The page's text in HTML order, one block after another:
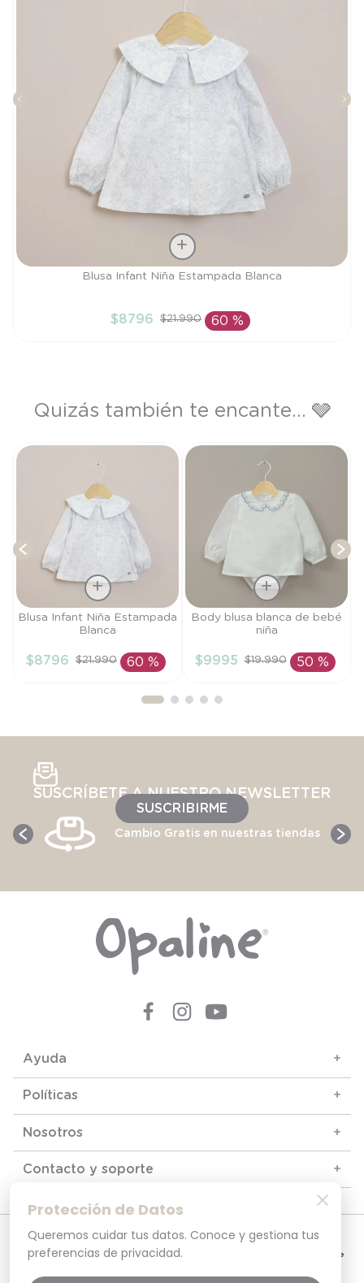
Protección de Datos
Queremos cuidar tus datos. Conoce y gestiona tus
preferencias de privacidad.
AÑADIR AL CARRITO
Blusa Infant Niña Estampada Blanca
$8796 $21.990 60 %
Quizás también te encante... 🩶
Talla
AÑADIR AL
Blusa Infant Niña Estampada
Blanca
$8796 $21.990 60 %
Talla
AÑADIR AL
Body blusa blanca de bebé
niña
$9995 $19.990 50 %
SUSCRÍBETE A NUESTRO NEWSLETTER
SUSCRIBIRME
Cambio Gratis en nuestras tiendas
Ayuda +
Políticas +
Nosotros +
Contacto y soporte +
© 2025. Todos los derechos reservados
Por tu seguridad, recuerda revisar siempre en tu navegador que el sitio que
visitas sea la versión oficial. La dirección opaline.cl es la única del sitio oficial de
opaline.cl es 100% seguro.